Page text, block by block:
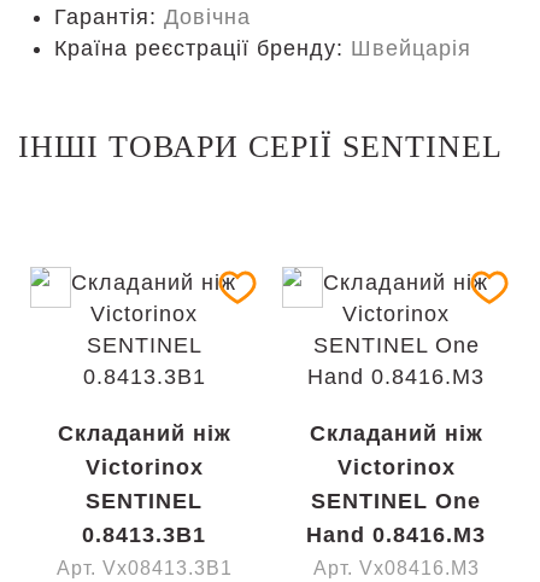
Гарантія: Довічна
Країна реєстрації бренду: Швейцарія
ІНШІ ТОВАРИ СЕРІЇ SENTINEL
Складаний ніж
Victorinox
SENTINEL
0.8413.3B1
Арт. Vx08413.3B1
Складаний ніж
Victorinox
SENTINEL One
Hand 0.8416.M3
Арт. Vx08416.M3